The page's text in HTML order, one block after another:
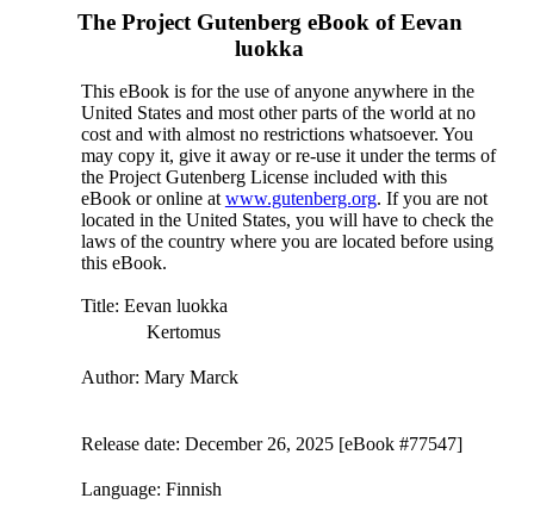
The Project Gutenberg eBook ofEevan
luokka
This eBook is for the use of anyone anywhere in the
United States and most other parts of the world at no
cost and with almost no restrictions whatsoever. You
may copy it, give it away or re-use it under the terms of
the Project Gutenberg License included with this
eBook or online at www.gutenberg.org. If you are not
located in the United States, you will have to check the
laws of the country where you are located before using
this eBook.
Title: Eevan luokka
Kertomus
Author: Mary Marck
Release date: December 26, 2025 [eBook #77547]
Language: Finnish